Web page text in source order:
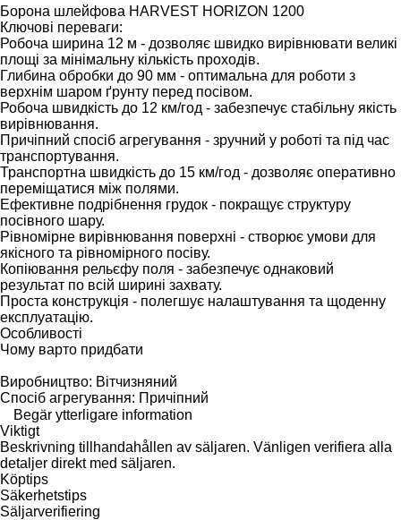
Борона шлейфова HARVEST HORIZON 1200
Ключові переваги:
Робоча ширина 12 м - дозволяє швидко вирівнювати великі
площі за мінімальну кількість проходів.
Глибина обробки до 90 мм - оптимальна для роботи з
верхнім шаром ґрунту перед посівом.
Робоча швидкість до 12 км/год - забезпечує стабільну якість
вирівнювання.
Причіпний спосіб агрегування - зручний у роботі та під час
транспортування.
Транспортна швидкість до 15 км/год - дозволяє оперативно
переміщатися між полями.
Ефективне подрібнення грудок - покращує структуру
посівного шару.
Рівномірне вирівнювання поверхні - створює умови для
якісного та рівномірного посіву.
Копіювання рельєфу поля - забезпечує однаковий
результат по всій ширині захвату.
Проста конструкція - полегшує налаштування та щоденну
експлуатацію.
Особливості
Чому варто придбати
Виробництво: Вітчизняний
Спосіб агрегування: Причіпний
Begär ytterligare information
Viktigt
Beskrivning tillhandahållen av säljaren. Vänligen verifiera alla
detaljer direkt med säljaren.
Köptips
Säkerhetstips
Säljarverifiering